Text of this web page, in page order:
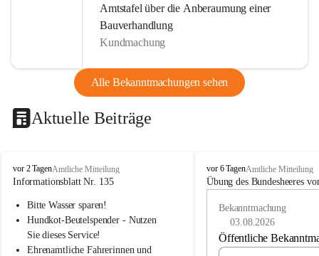
Amtstafel über die Anberaumung einer
Bauverhandlung
Kundmachung
Alle Bekanntmachungen sehen
Aktuelle Beiträge
B
u
h
vor 2 TagenAmtliche Mitteilung
Informationsblatt Nr. 135
Bitte Wasser sparen!
Hundkot-Beutelspender - Nutzen
Sie dieses Service!
Ehrenamtliche Fahrerinnen und
B
u
vor 6 TagenAmtliche Mitteilung
Übung des Bundesheeres
Bekanntmachung
03.08.2026
Öffentliche